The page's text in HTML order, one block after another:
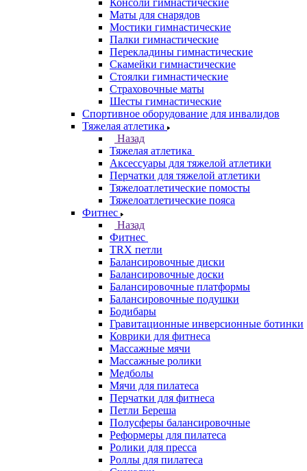
Консоли гимнастические
Маты для снарядов
Мостики гимнастические
Палки гимнастические
Перекладины гимнастические
Скамейки гимнастические
Стоялки гимнастические
Страховочные маты
Шесты гимнастические
Спортивное оборудование для инвалидов
Тяжелая атлетика
Назад
Тяжелая атлетика
Аксессуары для тяжелой атлетики
Перчатки для тяжелой атлетики
Тяжелоатлетические помосты
Тяжелоатлетические пояса
Фитнес
Назад
Фитнес
TRX петли
Балансировочные диски
Балансировочные доски
Балансировочные платформы
Балансировочные подушки
Бодибары
Гравитационные инверсионные ботинки
Коврики для фитнеса
Массажные мячи
Массажные ролики
Медболы
Мячи для пилатеса
Перчатки для фитнеса
Петли Береша
Полусферы балансировочные
Реформеры для пилатеса
Ролики для пресса
Роллы для пилатеса